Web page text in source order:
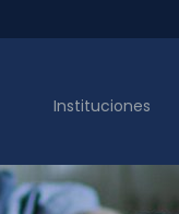
Instituciones